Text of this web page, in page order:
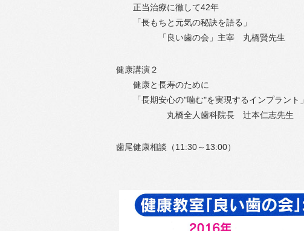
正当治療に徹して42年
「長もちと元気の秘訣を語る」
「良い歯の会」主宰 丸橋賢先生
健康講演２
健康と長寿のために
「長期安心の"噛む"を実現するインプラント」
丸橋全人歯科院長 辻本仁志先生
歯尾健康相談（11:30～13:00）